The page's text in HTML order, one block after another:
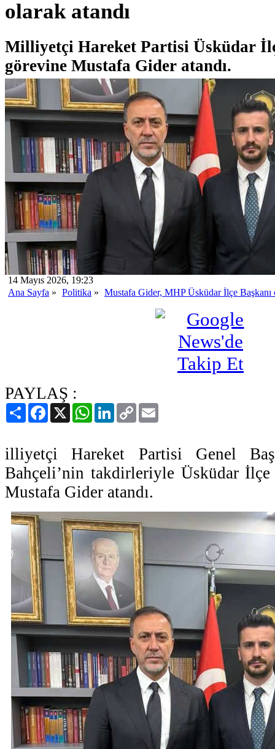
olarak atandı
Milliyetçi Hareket Partisi Üsküdar
görevine Mustafa Gider atandı.
14 Mayıs 2026, 19:23
Ana Sayfa » Politika » Mustafa Gider, MHP Üsküdar İlçe Başkanı
PAYLAŞ :
PaylaşFacebook
X WhatsAppLinkedIn
Copy
Link
illiyetçi Hareket Partisi Genel
Bahçeli’nin takdirleriyle Üsküdar İlçe
Mustafa Gider atandı.